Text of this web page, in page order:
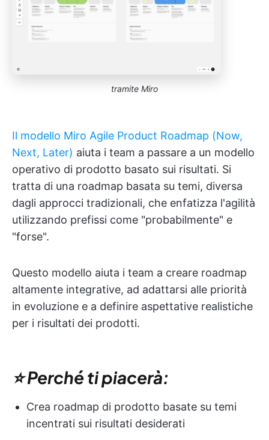
tramite Miro
Il modello Miro Agile Product Roadmap (Now,
Next, Later) aiuta i team a passare a un modello
operativo di prodotto basato sui risultati. Si
tratta di una roadmap basata su temi, diversa
dagli approcci tradizionali, che enfatizza l'agilità
utilizzando prefissi come "probabilmente" e
"forse".
Questo modello aiuta i team a creare roadmap
altamente integrative, ad adattarsi alle priorità
in evoluzione e a definire aspettative realistiche
per i risultati dei prodotti.
⭐ Perché ti piacerà:
Crea roadmap di prodotto basate su temi
incentrati sui risultati desiderati